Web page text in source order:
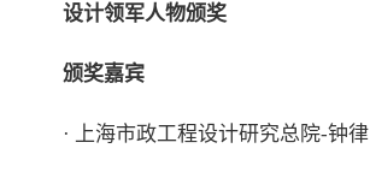
设计领军人物颁奖
颁奖嘉宾
· 上海市政工程设计研究总院-钟律